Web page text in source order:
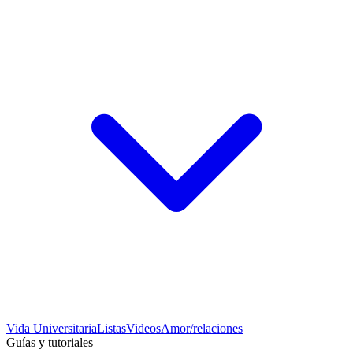
Vida UniversitariaListasVideosAmor/relaciones
Guías y tutoriales